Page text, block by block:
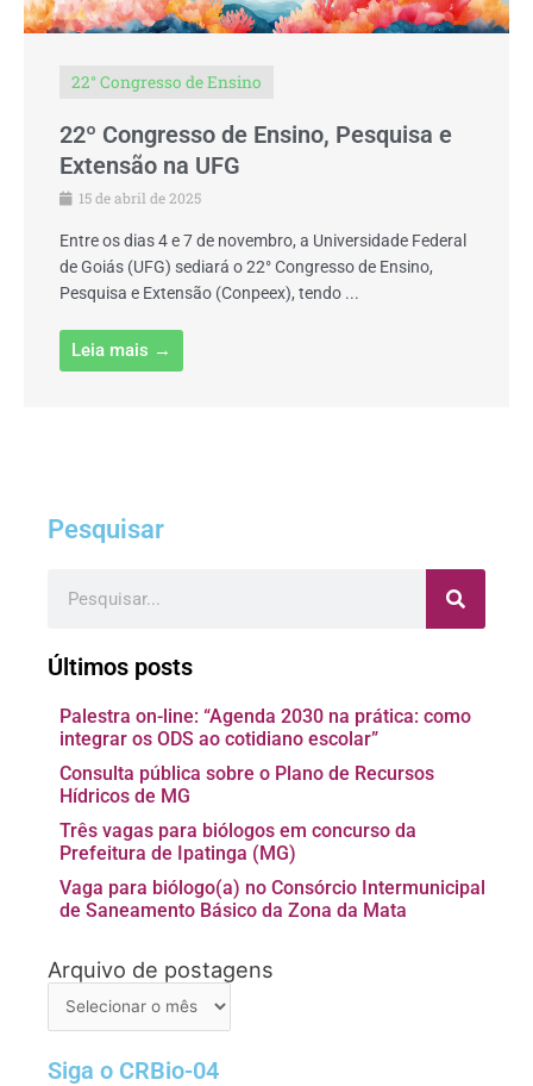
22° Congresso de Ensino
22º Congresso de Ensino, Pesquisa e
Extensão na UFG
15 de abril de 2025
Entre os dias 4 e 7 de novembro, a Universidade Federal
de Goiás (UFG) sediará o 22° Congresso de Ensino,
Pesquisa e Extensão (Conpeex), tendo ...
Leia mais →
Pesquisar
Últimos posts
Palestra on-line: “Agenda 2030 na prática: como
integrar os ODS ao cotidiano escolar”
Consulta pública sobre o Plano de Recursos
Hídricos de MG
Três vagas para biólogos em concurso da
Prefeitura de Ipatinga (MG)
Vaga para biólogo(a) no Consórcio Intermunicipal
de Saneamento Básico da Zona da Mata
Arquivo de postagens
Arquivo
Siga o CRBio-04